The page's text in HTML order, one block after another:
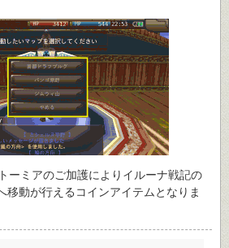
ーミアのご加護によりイルーナ戦記の
移動が行えるコインアイテムとなりま